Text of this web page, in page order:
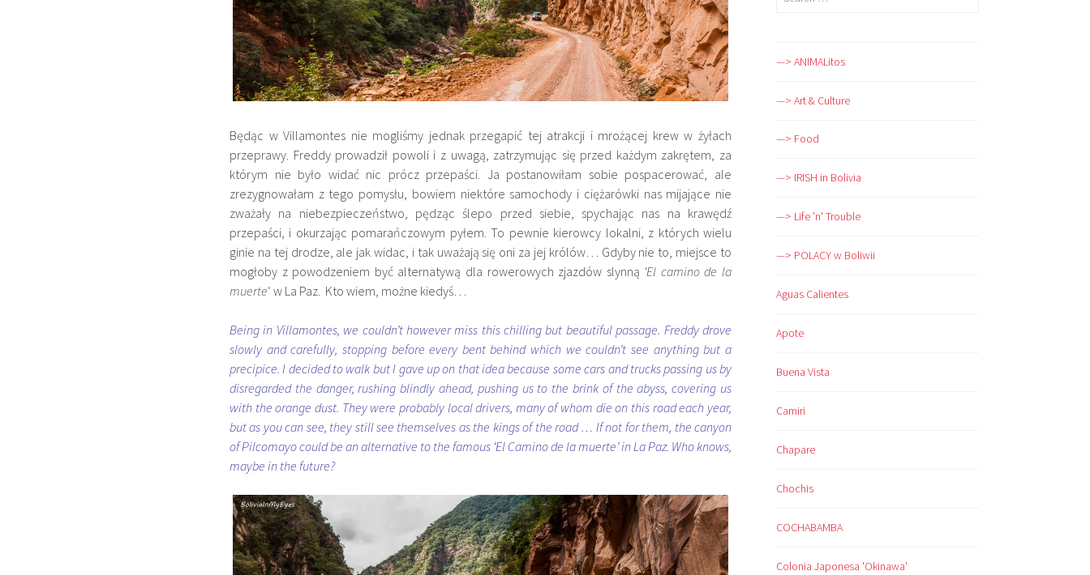
Będąc w Villamontes nie mogliśmy jednak przegapić tej atrakcji i mrożącej krew w żyłach
przeprawy. Freddy prowadził powoli i z uwagą, zatrzymując się przed każdym zakrętem, za
którym nie było widać nic prócz przepaści. Ja postanowiłam sobie pospacerować, ale
zrezygnowałam z tego pomysłu, bowiem niektóre samochody i ciężarówki nas mijające nie
zważały na niebezpieczeństwo, pędząc ślepo przed siebie, spychając nas na krawędź
przepaści, i okurzając pomarańczowym pyłem. To pewnie kierowcy lokalni, z których wielu
ginie na tej drodze, ale jak widac, i tak uważają się oni za jej królów… Gdyby nie to, miejsce to
mogłoby z powodzeniem być alternatywą dla rowerowych zjazdów slynną ‘El camino de la
muerte‘ w La Paz. Kto wiem, możne kiedyś…
Being in Villamontes, we couldn’t however miss this chilling but beautiful passage. Freddy drove
slowly and carefully, stopping before every bent behind which we couldn’t see anything but a
precipice. I decided to walk but I gave up on that idea because some cars and trucks passing us by
disregarded the danger, rushing blindly ahead, pushing us to the brink of the abyss, covering us
with the orange dust. They were probably local drivers, many of whom die on this road each year,
but as you can see, they still see themselves as the kings of the road … If not for them, the canyon
of Pilcomayo could be an alternative to the famous ‘El Camino de la muerte’ in La Paz. Who knows,
maybe in the future?
—> ANIMALitos
—> Art & Culture
—> Food
—> IRISH in Bolivia
—> Life 'n' Trouble
—> POLACY w Boliwii
Aguas Calientes
Apote
Buena Vista
Camiri
Chapare
Chochis
COCHABAMBA
Colonia Japonesa 'Okinawa'